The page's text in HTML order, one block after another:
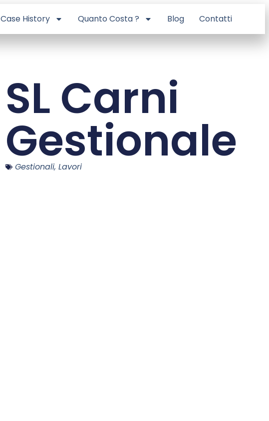
Case History Quanto Costa ? Blog Contatti
SL Carni
Gestionale
Gestionali, Lavori